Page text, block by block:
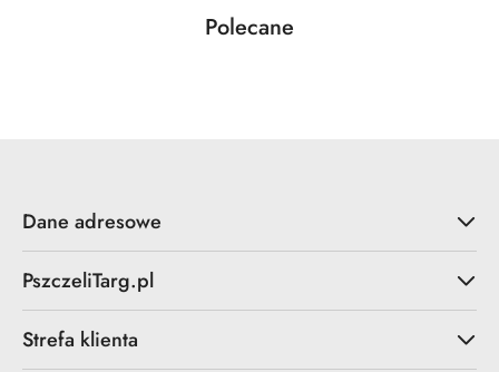
Pomiń karuzelę produktów
Produkty
Polecane
Dane adresowe
PszczeliTarg.pl
Strefa klienta